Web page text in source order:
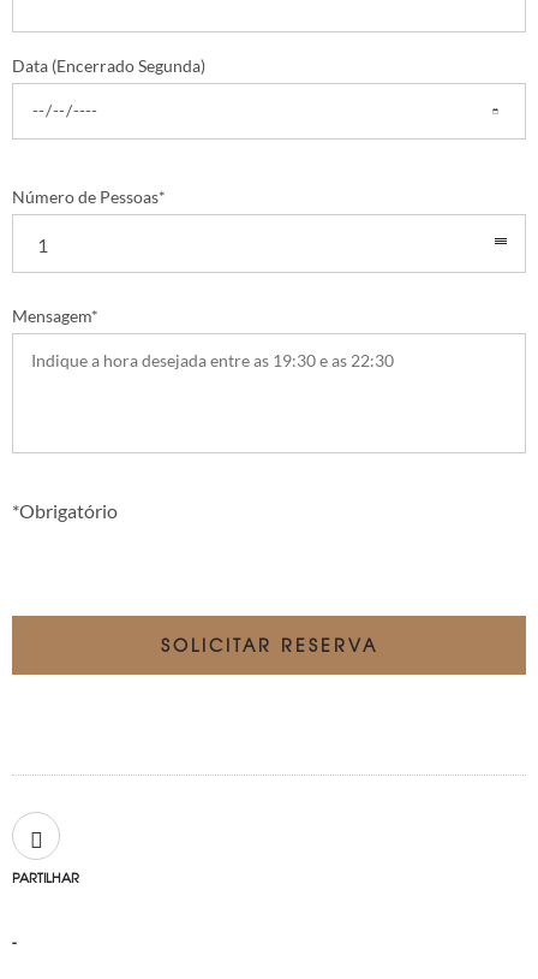
Data (Encerrado Segunda)
Número de Pessoas*
1
Mensagem*
*Obrigatório
PARTILHAR
-